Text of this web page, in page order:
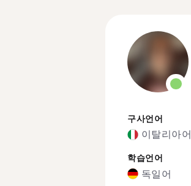
구사언어
이탈리아어
학습언어
독일어